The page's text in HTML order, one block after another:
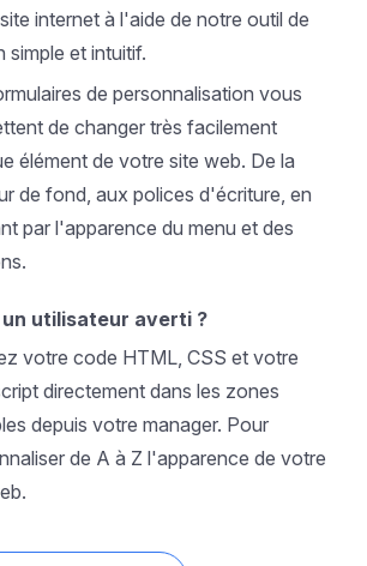
internet à l'aide de notre outil de
simple et intuitif.
de personnalisation vous
de changer très facilement
élément de votre site web. De la
de fond, aux polices d'écriture, en
par l'apparence du menu et des
utilisateur averti ?
votre code HTML, CSS et votre
directement dans les zones
depuis votre manager. Pour
de A à Z l'apparence de votre